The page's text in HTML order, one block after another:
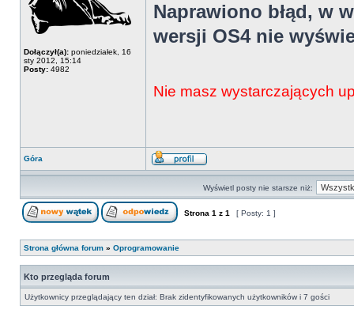
Dołączył(a): poniedziałek, 16
sty 2012, 15:14
Posty: 4982
Naprawiono błąd, w
wersji OS4 nie
Nie masz wystarczających
Góra
Wyświetl posty nie starsze niż:
Strona 1 z 1 [ Posty: 1 ]
Strona główna forum » Oprogramowanie
Kto przegląda forum
Użytkownicy przeglądający ten dział: Brak zidentyfikowanych użytkowników i 7 gości